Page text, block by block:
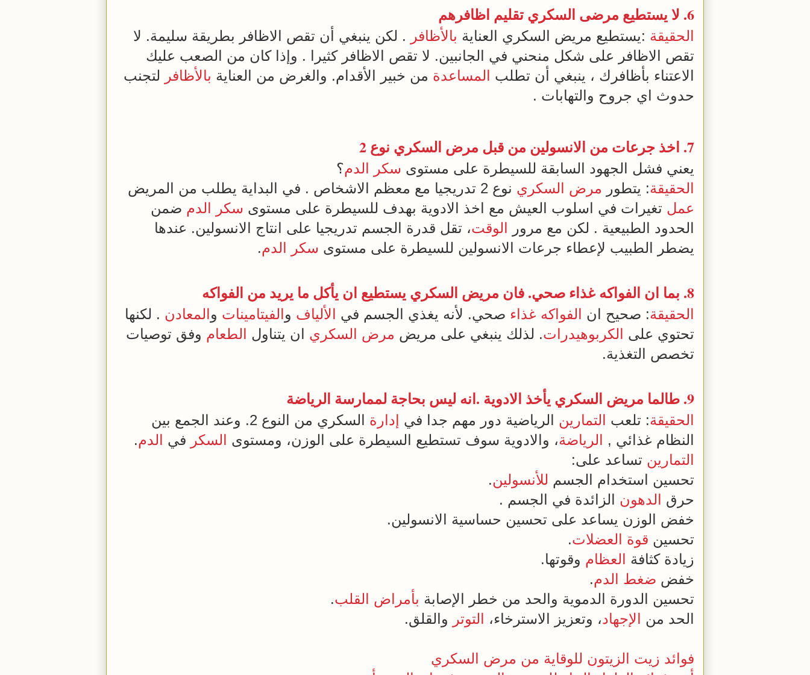
6. لا يستطيع مرضى السكري تقليم اظافرهم
الحقيقة :يستطيع مريض السكري العناية بالأظافر . لكن ينبغي أن تقص الاظافر بطريقة سليمة. لا
تقص الاظافر على شكل منحني في الجانبين. لا تقص الاظافر كثيرا . وإذا كان من الصعب عليك
الاعتناء بأظافرك ، ينبغي أن تطلب
المساعدة من خبير الأقدام. والغرض من العناية بالأظافر لتجنب
حدوث اي جروح والتهابات .
7. اخذ جرعات من الانسولين من قبل مرض السكري نوع 2
يعني فشل الجهود السابقة للسيطرة على مستوى سكر الدم؟
الحقيقة: يتطور مرض السكري نوع 2 تدريجيا مع معظم الاشخاص . في البداية يطلب من المريض
عمل تغيرات في اسلوب العيش مع اخذ الادوية بهدف للسيطرة على مستوى سكر الدم ضمن
الحدود الطبيعية . لكن مع مرور
الوقت، تقل قدرة الجسم تدريجيا على انتاج الانسولين. عندها
يضطر الطبيب لإعطاء جرعات الانسولين للسيطرة على مستوى سكر الدم.
8. بما ان الفواكه غذاء صحي. فان مريض السكري يستطيع ان يأكل ما يريد من الفواكه
الحقيقة: صحيح ان الفواكه غذاء صحي. لأنه يغذي الجسم في الألياف و الفيتامينات و المعادن . لكنها
تحتوي على
الكربوهيدرات. لذلك ينبغي على مريض مرض السكري ان يتناول الطعام وفق توصيات
تخصص التغذية.
9. طالما مريض السكري يأخذ الادوية .انه ليس بحاجة لممارسة الرياضة
الحقيقة: تلعب التمارين الرياضية دور مهم جدا في إدارة
السكري من النوع 2. وعند الجمع بين
النظام غذائي ,
الرياضة، والادوية سوف تستطيع السيطرة على الوزن، ومستوى السكر في الدم.
التمارين تساعد على:
تحسين استخدام الجسم للأنسولين.
حرق
الدهون الزائدة في الجسم .
خفض الوزن يساعد على تحسين حساسية الانسولين.
تحسين قوة العضلات.
زيادة كثافة
العظام وقوتها.
خفض ضغط الدم.
تحسين الدورة الدموية والحد من خطر الإصابة بأمراض القلب.
الحد من
الإجهاد، وتعزيز الاسترخاء، التوتر والقلق.
فوائد زيت الزيتون للوقاية من مرض السكري